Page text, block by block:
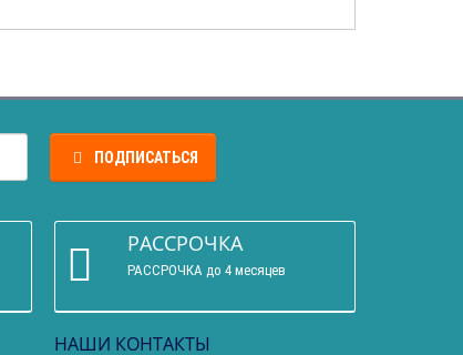
ПОДПИСАТЬСЯ
РАССРОЧКА
РАССРОЧКА до 4 месяцев
НАШИ КОНТАКТЫ